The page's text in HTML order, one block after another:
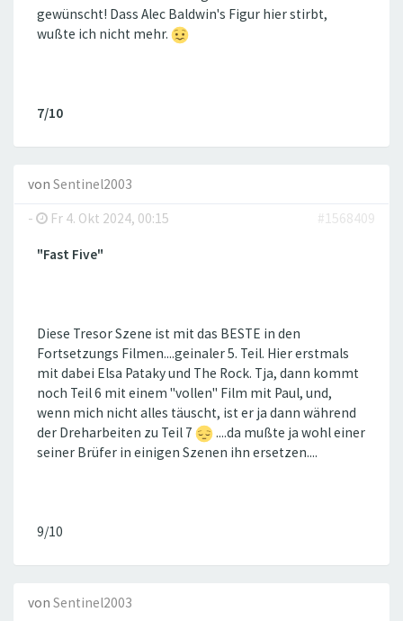
gewünscht! Dass Alec Baldwin's Figur hier stirbt,
wußte ich nicht mehr.
7/10
von Sentinel2003
-
Fr 4. Okt 2024, 00:15 #1568409
"Fast Five"
Diese Tresor Szene ist mit das BESTE in den
Fortsetzungs Filmen....geinaler 5. Teil. Hier erstmals
mit dabei Elsa Pataky und The Rock. Tja, dann kommt
noch Teil 6 mit einem "vollen" Film mit Paul, und,
wenn mich nicht alles täuscht, ist er ja dann während
der Dreharbeiten zu Teil 7
....da mußte ja wohl einer
seiner Brüfer in einigen Szenen ihn ersetzen....
9/10
von Sentinel2003